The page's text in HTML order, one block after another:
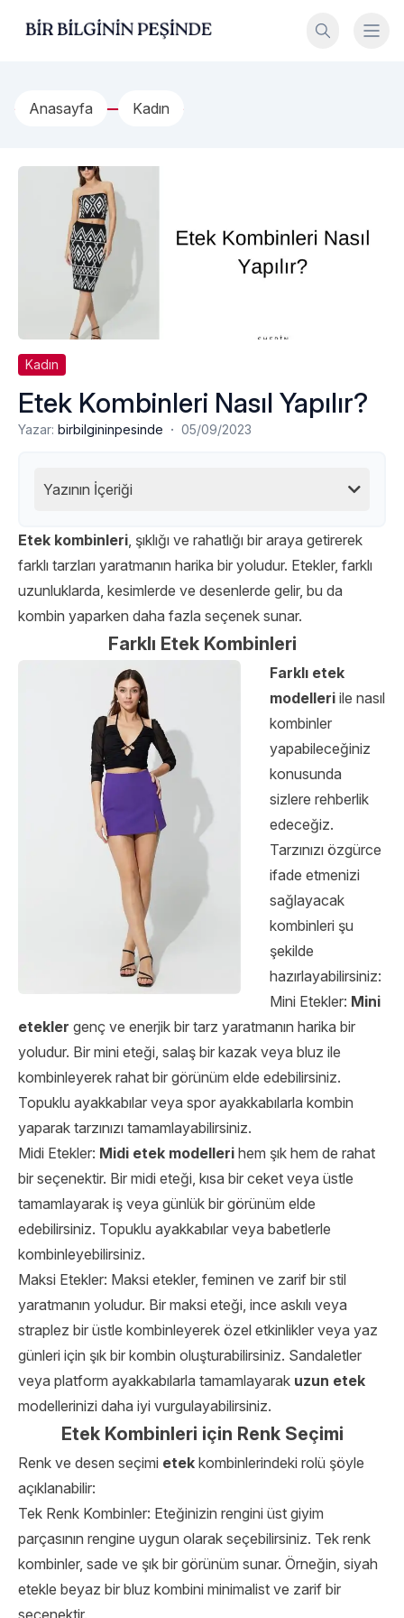
Bir Bilginin Peşinde!
Anasayfa Kadın
Kadın
Etek Kombinleri Nasıl Yapılır?
Yazar: birbilgininpesinde · 05/09/2023
Yazının İçeriği
Etek kombinleri, şıklığı ve rahatlığı bir araya getirerek
farklı tarzları yaratmanın harika bir yoludur. Etekler, farklı
uzunluklarda, kesimlerde ve desenlerde gelir, bu da
kombin yaparken daha fazla seçenek sunar.
Farklı Etek Kombinleri
Farklı etek
modelleri ile nasıl
kombinler
yapabileceğiniz
konusunda
sizlere rehberlik
edeceğiz.
Tarzınızı özgürce
ifade etmenizi
sağlayacak
kombinleri şu
şekilde
hazırlayabilirsiniz:
Mini Etekler: Mini
etekler genç ve enerjik bir tarz yaratmanın harika bir
yoludur. Bir mini eteği, salaş bir kazak veya bluz ile
kombinleyerek rahat bir görünüm elde edebilirsiniz.
Topuklu ayakkabılar veya spor ayakkabılarla kombin
yaparak tarzınızı tamamlayabilirsiniz.
Midi Etekler: Midi etek modelleri hem şık hem de rahat
bir seçenektir. Bir midi eteği, kısa bir ceket veya üstle
tamamlayarak iş veya günlük bir görünüm elde
edebilirsiniz. Topuklu ayakkabılar veya babetlerle
kombinleyebilirsiniz.
Maksi Etekler: Maksi etekler, feminen ve zarif bir stil
yaratmanın yoludur. Bir maksi eteği, ince askılı veya
straplez bir üstle kombinleyerek özel etkinlikler veya yaz
günleri için şık bir kombin oluşturabilirsiniz. Sandaletler
veya platform ayakkabılarla tamamlayarak uzun etek
modellerinizi daha iyi vurgulayabilirsiniz.
Etek Kombinleri için Renk Seçimi
Renk ve desen seçimi etek kombinlerindeki rolü şöyle
açıklanabilir:
Tek Renk Kombinler: Eteğinizin rengini üst giyim
parçasının rengine uygun olarak seçebilirsiniz. Tek renk
kombinler, sade ve şık bir görünüm sunar. Örneğin, siyah
etekle beyaz bir bluz kombini minimalist ve zarif bir
seçenektir.